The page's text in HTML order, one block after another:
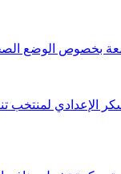
بخصوص الوضع
لمنتخب